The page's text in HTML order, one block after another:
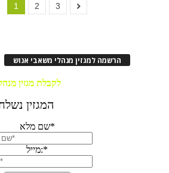
1 2 3
הרשמה למגזין מנהלי משאבי אנוש